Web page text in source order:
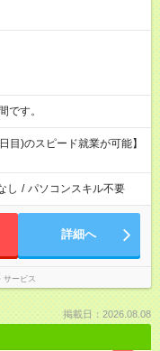
間です。
目)のスピード就業が可能】
し / パソコンスキル不要
詳細へ
サービス
掲載日：2026.08.08